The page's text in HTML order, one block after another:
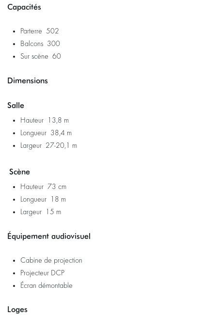
Capacités
Parterre 502
Balcons 300
Sur scène 60
Dimensions
Salle
Hauteur 13,8 m
Longueur 38,4 m
Largeur 27-20,1 m
Scène
Hauteur 73 cm
Longueur 18 m
Largeur 15 m
Équipement audiovisuel
Cabine de projection
Projecteur DCP
Écran démontable
Loges